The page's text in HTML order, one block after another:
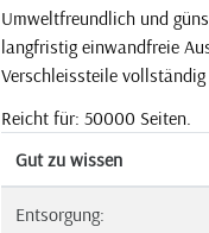
Umweltfreundlich und
langfristig einwandfreie
Verschleissteile
Reicht für: 50000 Seiten.
Gut zu wissen
Entsorgung: